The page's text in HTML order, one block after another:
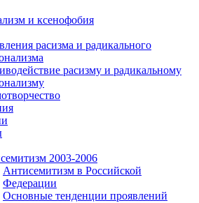
и ксенофобия
расизма и радикального
расизму и радикальному
2003-2006
Антисемитизм в Российской
Федерации
Основные тенденции проявлений